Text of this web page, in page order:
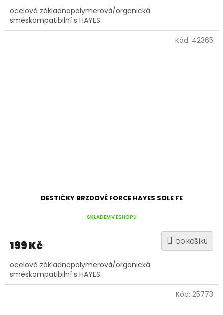
ocelová základnapolymerová/organická
směskompatibilní s HAYES:
DESTIČKY BRZDOVÉ FORCE HAYES SOLE FE
SKLADEM V ESHOPU
199 Kč DO KOŠÍKU
ocelová základnapolymerová/organická
směskompatibilní s HAYES:
Kód: 42365
Kód: 25773